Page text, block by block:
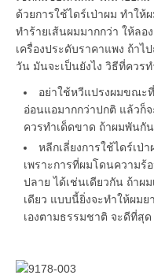
ด้วยการใช้ไดร์เป่าผม ทำใ
ทำร้ายเส้นผมมากกว่า ให้ลอ
เครื่องประดับราคาแพง ถ้าไ
วัน มันจะเป็นยังไง วิธีที่ควร
อย่าใช้หวีแปรงผมขณะ
อ่อนแอมากกว่าปกติ แล้วก็จ
ควรทำเด็ดขาด ถ้าผมพันกั
หลีกเลี่ยงการใช้ไดร์เป่
เพราะการที่ผมโดนความร้
ปลาย ได้เช่นเดียวกัน ถ้าผ
เดียว แบบนี้ยิ่งจะทำให้ผม
เองตามธรรมชาติ จะดีที่สุด